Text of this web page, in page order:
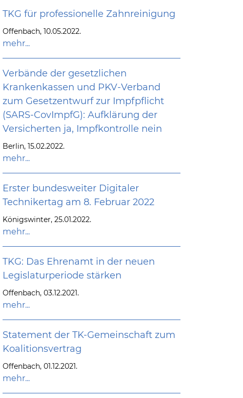
TKG für professionelle Zahnreinigung
Offenbach, 10.05.2022.
mehr...
Verbände der gesetzlichen
Krankenkassen und PKV-Verband
zum Gesetzentwurf zur Impfpflicht
(SARS-CovImpfG): Aufklärung der
Versicherten ja, Impfkontrolle nein
Berlin, 15.02.2022.
mehr...
Erster bundesweiter Digitaler
Technikertag am 8. Februar 2022
Königswinter, 25.01.2022.
mehr...
TKG: Das Ehrenamt in der neuen
Legislaturperiode stärken
Offenbach, 03.12.2021.
mehr...
Statement der TK-Gemeinschaft zum
Koalitionsvertrag
Offenbach, 01.12.2021.
mehr...